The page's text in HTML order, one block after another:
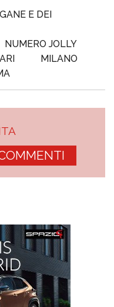
E DEI
NUMERO JOLLY
MILANO